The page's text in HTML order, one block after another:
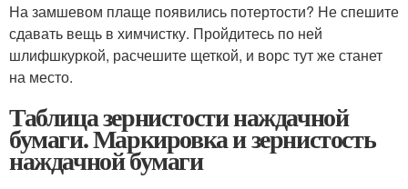
На замшевом плаще появились потертости? Не спешите
сдавать вещь в химчистку. Пройдитесь по ней
шлифшкуркой, расчешите щеткой, и ворс тут же станет
на место.
Таблица зернистости наждачной
бумаги. Маркировка и зернистость
наждачной бумаги